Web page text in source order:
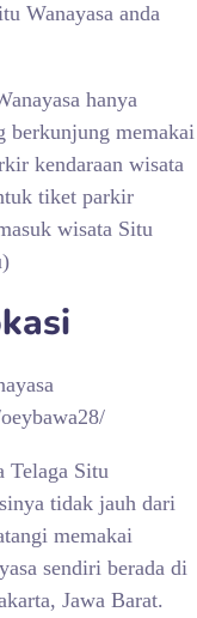
Wanayasa anda
hanya
berkunjung memakai
kendaraan wisata
tiket parkir
wisata Situ
Telaga Situ
tidak jauh dari
memakai
sendiri berada di
Jawa Barat.